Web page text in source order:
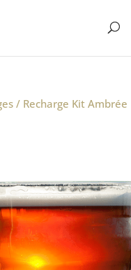
/ Recharge Kit Ambrée